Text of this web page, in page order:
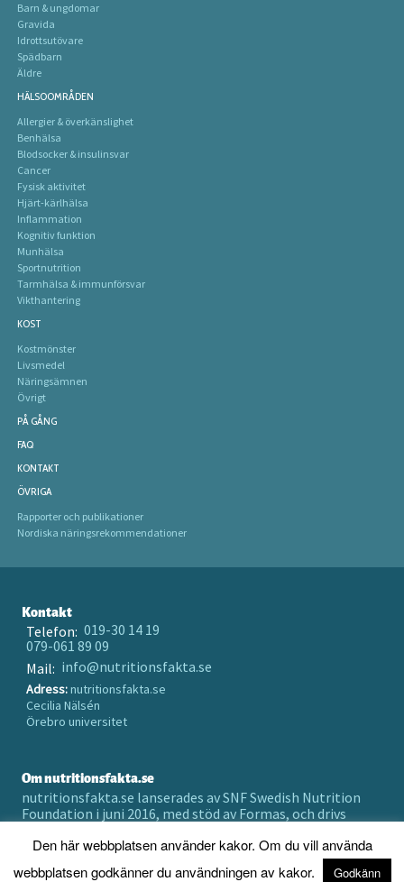
Barn & ungdomar
Gravida
Idrottsutövare
Spädbarn
Äldre
HÄLSOOMRÅDEN
Allergier & överkänslighet
Benhälsa
Blodsocker & insulinsvar
Cancer
Fysisk aktivitet
Hjärt-kärlhälsa
Inflammation
Kognitiv funktion
Munhälsa
Sportnutrition
Tarmhälsa & immunförsvar
Vikthantering
KOST
Kostmönster
Livsmedel
Näringsämnen
Övrigt
PÅ GÅNG
FAQ
KONTAKT
ÖVRIGA
Rapporter och publikationer
Nordiska näringsrekommendationer
Kontakt
Telefon: 019-30 14 19
079-061 89 09
Mail: info@nutritionsfakta.se
Adress:nutritionsfakta.se
Cecilia Nälsén
Örebro universitet
Om nutritionsfakta.se
nutritionsfakta.se lanserades av SNF Swedish Nutrition
Foundation i juni 2016, med stöd av Formas, och drivs
Prenumerera på vårt nyhetsbrev
Den här webbplatsen använder kakor. Om du vill använda
webbplatsen godkänner du användningen av kakor.
Godkänn